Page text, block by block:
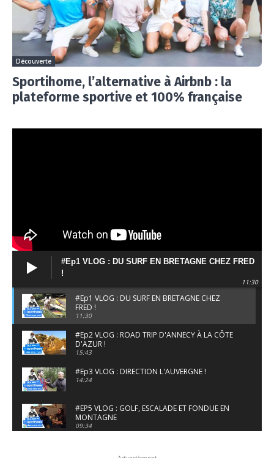
Découverte
Sportihome, l’alternative à Airbnb : la
plateforme sportive et 100% française
#Ep1 VLOG : DU SURF EN BRETAGNE CHEZ FRED
!
11:30
#Ep1 VLOG : DU SURF EN BRETAGNE CHEZ
FRED !
11:30
#Ep2 VLOG : ROAD TRIP D'ANNECY À LA CÔTE
D'AZUR !
15:43
#Ep3 VLOG : DIRECTION L'AUVERGNE !
14:24
#EP5 VLOG : GOLF, ESCALADE ET FONDUE EN
MONTAGNE
09:34